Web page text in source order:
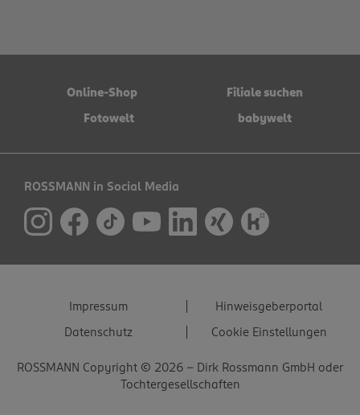
Online-Shop
Filiale suchen
Fotowelt
babywelt
ROSSMANN in Social Media
Impressum
Hinweisgeberportal
Datenschutz
Cookie Einstellungen
ROSSMANN Copyright © 2026 - Dirk Rossmann GmbH oder
Tochtergesellschaften